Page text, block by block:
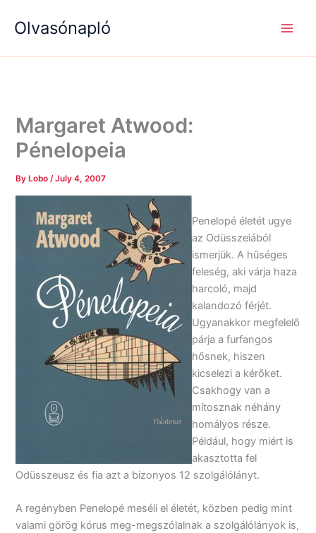
Olvasónapló
Margaret Atwood:
Pénelopeia
By Lobo/July 4, 2007
Penelopé életét ugye
az Odüsszeiából
ismerjük. A hűséges
feleség, aki várja haza
harcoló, majd
kalandozó férjét.
Ugyanakkor megfelelő
párja a furfangos
hősnek, hiszen
kicselezi a kérőket.
Csakhogy van a
mítosznak néhány
homályos része.
Például, hogy miért is
akasztotta fel
Odüsszeusz és fia azt a bizonyos 12 szolgálólányt.
A regényben Penelopé meséli el életét, közben pedig mint
valami görög kórus meg-megszólalnak a szolgálólányok is,
e
a
é
g
k
é
g
k